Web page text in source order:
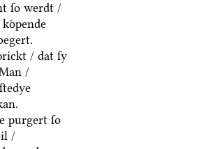
ſo werdt /
/ dat ſy
/
purgert ſo
/